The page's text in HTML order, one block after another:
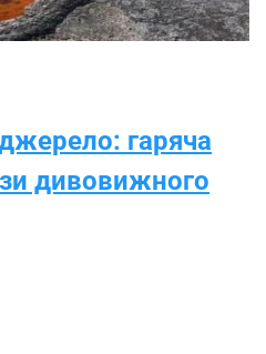
гаряча
дивовижного